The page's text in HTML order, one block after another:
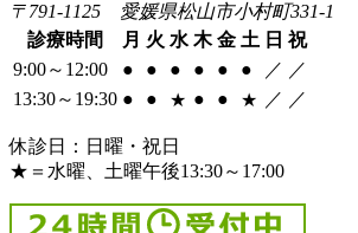
〒791-1125 愛媛県松山市小村町331-1
診療時間
月 火 水 木 金 土 日 祝
9:00～12:00
● ● ● ● ● ● ／ ／
13:30～19:30 ● ● ★ ● ● ★ ／ ／
休診日：日曜・祝日
★ ＝水曜、土曜午後13:30～17:00